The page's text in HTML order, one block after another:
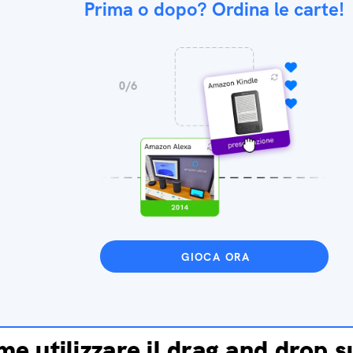
Prima o dopo? Ordina le carte!
GIOCA ORA